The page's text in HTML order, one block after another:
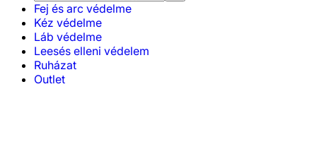
Fej és arc védelme
Kéz védelme
Láb védelme
Leesés elleni védelem
Ruházat
Outlet